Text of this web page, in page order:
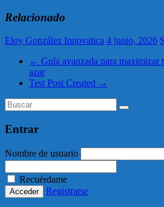
Relacionado
Eloy González Innovatica 4 junio, 2026
← Guía avanzada para maximizar
azar
Test Post Created →
Entrar
Nombre de usuario
Recuérdame
Registrarse